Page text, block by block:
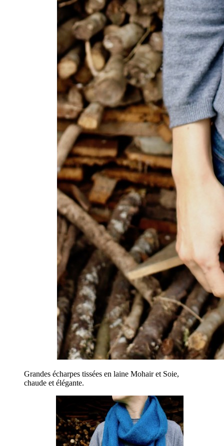
Grandes écharpes tissées en laine Mohair et Soie,
chaude et élégante.